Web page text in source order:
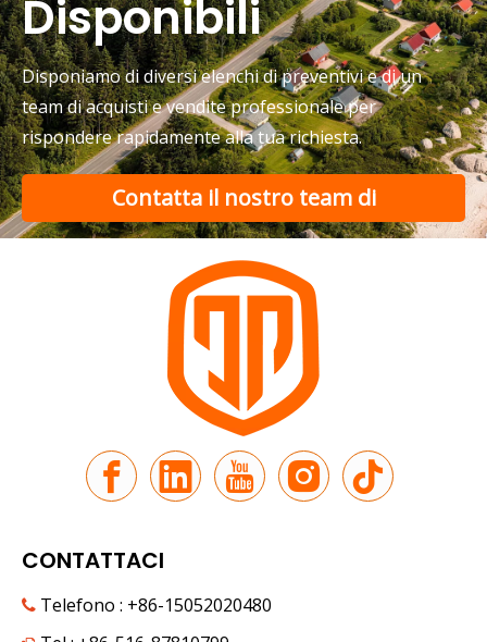
Cosa dovrebbero controllare gli acquirenti quando scelgono un’auto elettrica a bassa velocità?
Una guida completa all'acquisto di un'auto elettrica a
Disponibili
Disponiamo di diversi elenchi di preventivi e di un
team di acquisti e vendite professionale per
rispondere rapidamente alla tua richiesta.
Contatta il nostro team di
supporto
CONTATTACI
 Telefono : +86-15052020480